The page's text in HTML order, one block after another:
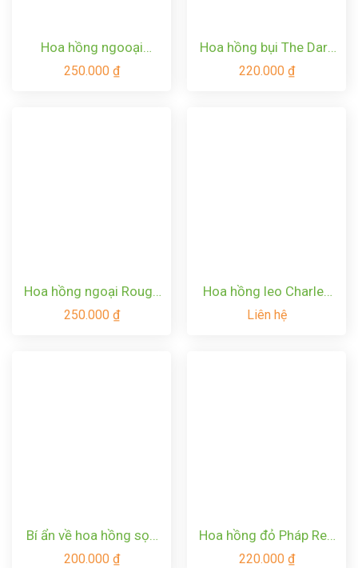
Hoa hồng ngooại
Glamis Catle Rose
Thuần Khiết
250.000 ₫
Hoa hồng bụi The Dark
Lady Rose
220.000 ₫
Hoa hồng ngoại Rouge
Royal Rose – Bông
hồng Pháp bông to,
250.000 ₫
Hoa hồng leo Charles
Liên hệ
Bí ẩn về hoa hồng sọc
Maurice Utrillo rose
200.000 ₫
Hoa hồng đỏ Pháp Red
Leonardo Da Vinci rose
220.000 ₫